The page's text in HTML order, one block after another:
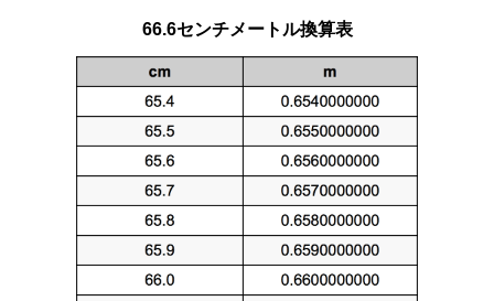
66.6センチメートル換算表